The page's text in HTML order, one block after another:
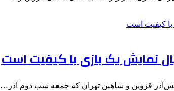
نمایش یک بازی با کیفیت است
قزوین و شاهین تهران که جمعه شب دوم آذر…